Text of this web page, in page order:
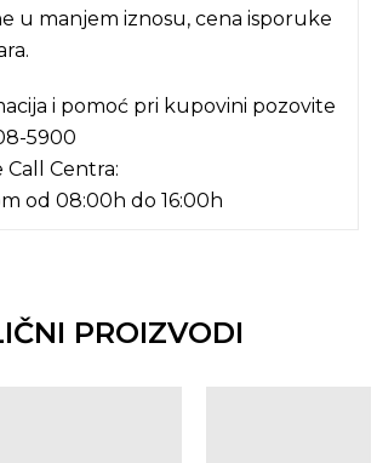
u manjem iznosu, cena isporuke
i pomoć pri kupovini pozovite
5900
Centra:
od 08:00h do 16:00h
PROIZVODI